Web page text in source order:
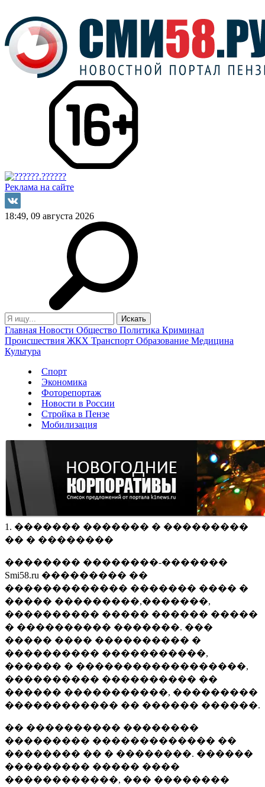
Реклама на сайте
18:49, 09 августа 2026
Главная Новости Общество Политика Криминал
Происшествия ЖКХ Транспорт Образование Медицина
Культура
Спорт
Экономика
Фоторепортаж
Новости в России
Стройка в Пензе
Мобилизация
1. ������� ������� � ���������
�� � ��������
�������� ��������-�������
Smi58.ru ��������� ��
������������� ������� ���� �
����� ���������,�������,
���������� ����� ������ �����
� ���������� �������. ���
����� ���� ���������� �
���������� �����������,
������ � ������������������,
���������� ���������� ��
������ �����������, ���������
������������ �� ������ ������.
�� ���������� ��������
��������� ������������� ��
�������� �� � ��������. ������
��������� ����� ����
������������, ��� ��������